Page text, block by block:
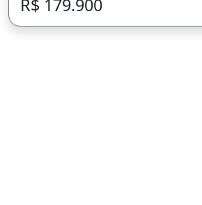
R$ 179.900